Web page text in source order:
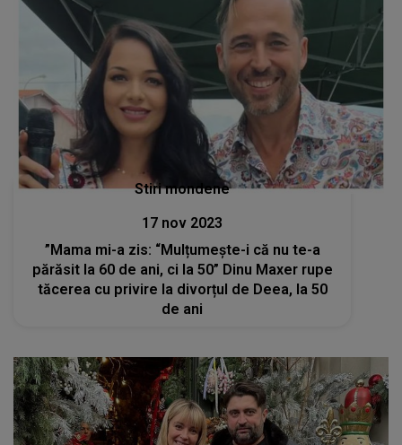
Stiri mondene
17 nov 2023
”Mama mi-a zis: “Mulțumește-i că nu te-a
părăsit la 60 de ani, ci la 50” Dinu Maxer rupe
tăcerea cu privire la divorțul de Deea, la 50
de ani